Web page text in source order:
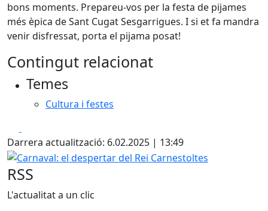
bons moments. Prepareu-vos per la festa de pijames
més èpica de Sant Cugat Sesgarrigues. I si et fa mandra
venir disfressat, porta el pijama posat!
Contingut relacionat
Temes
Cultura i festes
Darrera actualització: 6.02.2025 | 13:49
Carnaval: el despertar del Rei Carnestoltes
RSS
L'actualitat a un clic